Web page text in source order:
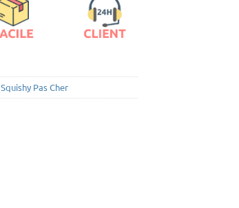
Squishy Pas Cher